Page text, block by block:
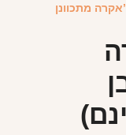
מתכוונן